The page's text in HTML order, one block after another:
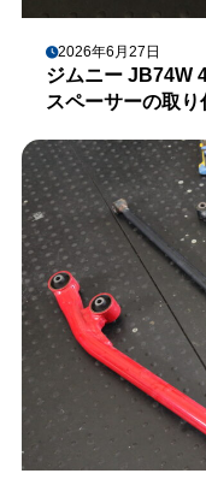
2026年6月27日
ジムニー JB74W
スペーサーの取り